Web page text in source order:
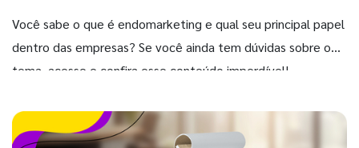
Você sabe o que é endomarketing e qual seu principal papel
dentro das empresas? Se você ainda tem dúvidas sobre o
tema, acesse e confira esse conteúdo imperdível!